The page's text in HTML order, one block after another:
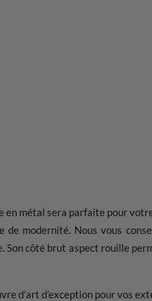
métal sera parfaite pour
modernité. Nous vous
Son côté brut aspect rouille
d’art d’exception pour vos